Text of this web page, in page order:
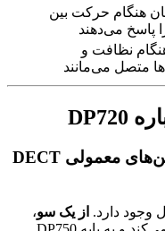
هنگام حرکت بین
پاسخ می‌دهند
نظافت و
متصل می‌مانند
سوال: تفاوت اصلی DP720 با تلفن‌های معمولی DECT
وجود دارد. از یک سو،